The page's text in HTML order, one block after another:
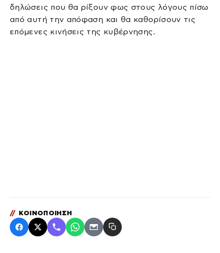
δηλώσεις που θα ρίξουν φως στους λόγους πίσω
από αυτή την απόφαση και θα καθορίσουν τις
επόμενες κινήσεις της κυβέρνησης.
// ΚΟΙΝΟΠΟΙΗΣΗ